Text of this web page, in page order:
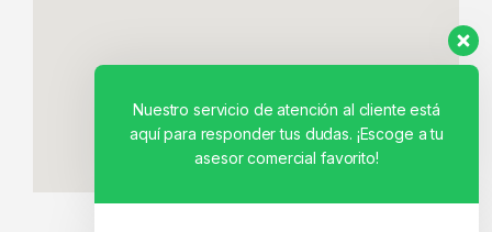
Nuestro servicio de atención al cliente está
aquí para responder tus dudas. ¡Escoge a tu
asesor comercial favorito!